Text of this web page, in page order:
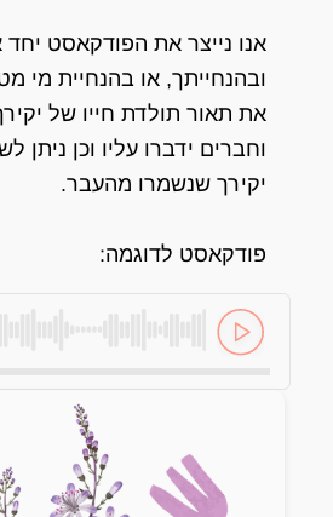
אנו נייצר את הפודקאסט יחד
ובהנחייתך, או בהנחיית מי
את תאור תולדת חייו של
וחברים ידברו עליו וכן
יקירך שנשמרו מהעבר.
פודקאסט לדוגמה: